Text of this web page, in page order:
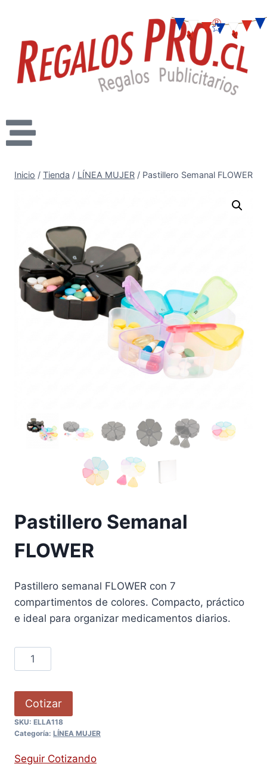
Inicio / Tienda / LÍNEA MUJER / Pastillero Semanal FLOWER
Pastillero Semanal
FLOWER
Pastillero semanal FLOWER con 7
compartimentos de colores. Compacto, práctico
e ideal para organizar medicamentos diarios.
Cotizar
SKU: ELLA118
Categoría: LÍNEA MUJER
Seguir Cotizando